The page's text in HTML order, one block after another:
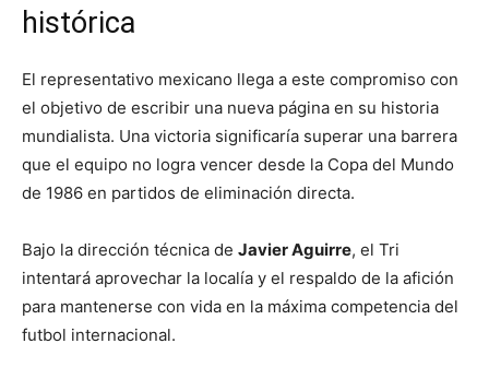
histórica
El representativo mexicano llega a este compromiso con
el objetivo de escribir una nueva página en su historia
mundialista. Una victoria significaría superar una barrera
que el equipo no logra vencer desde la Copa del Mundo
de 1986 en partidos de eliminación directa.
Bajo la dirección técnica de Javier Aguirre, el Tri
intentará aprovechar la localía y el respaldo de la afición
para mantenerse con vida en la máxima competencia del
futbol internacional.